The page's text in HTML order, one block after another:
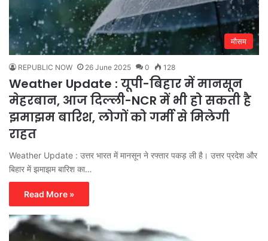
मौसम
REPUBLIC NOW 26 June 2025 0 128
Weather Update : यूपी-बिहार में मानसून
मेहरबान, आज दिल्ली-NCR में भी हो सकती है
झमाझम बारिश, लोगों को गर्मी से मिलेगी
राहत
Weather Update : उत्तर भारत में मानसून ने रफ्तार पकड़ ली है। उत्तर प्रदेश और
बिहार में झमाझम बारिश का…
Read More »